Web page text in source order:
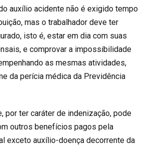
auxílio acidente não é exigido tempo
mas o trabalhador deve ter
isto é, estar em dia com suas
e comprovar a impossibilidade
as mesmas atividades,
da perícia médica da Previdência
por ter caráter de indenização, pode
outros benefícios pagos pela
exceto auxílio-doença decorrente da